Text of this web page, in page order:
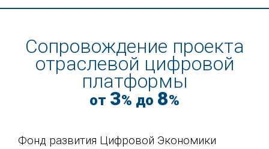
Сопровождение проекта
отраслевой цифровой
платформы
от 3% до 8%
Фонд развития Цифровой Экономики